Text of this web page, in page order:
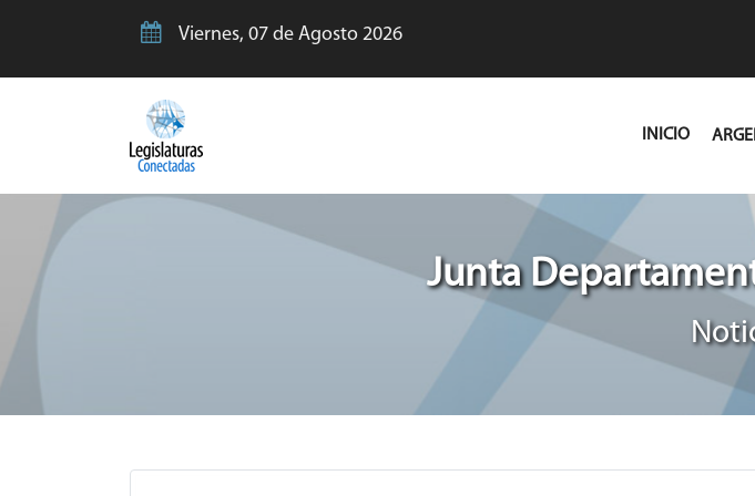
Viernes, 07 de Agosto 2026
INICIO
Junta